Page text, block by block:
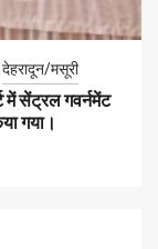
देहरादून/मसूरी
में सेंट्रल गवर्नमेंट
गया।